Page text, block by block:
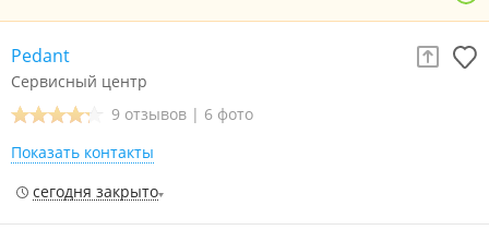
Pedant
Сервисный центр
9 отзывов | 6 фото
Показать контакты
сегодня закрыто